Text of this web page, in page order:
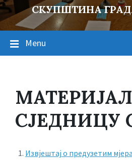
СКУПШТИНА
Menu
МАТЕРИЈАЛ
СЈЕДНИЦУ
Извјештај о предузетим